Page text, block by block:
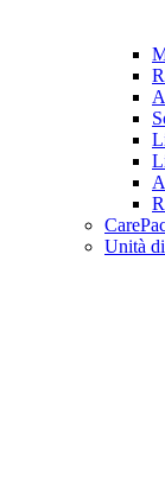
Unità